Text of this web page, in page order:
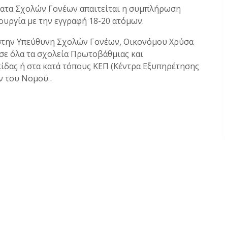
Σχολών Γονέων απαιτείται η συμπλήρωση
με την εγγραφή 18-20 ατόμων.
Υπεύθυνη Σχολών Γονέων, Οικονόμου Χρύσα
όλα τα σχολεία Πρωτοβάθμιας και
ή στα κατά τόπους ΚΕΠ (Κέντρα Εξυπηρέτησης
του Νομού .